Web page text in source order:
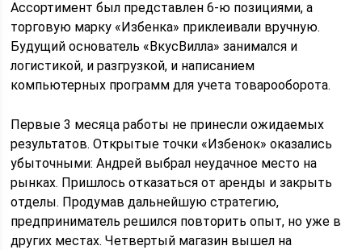
Ассортимент был представлен 6-ю позициями, а
торговую марку «Избенка» приклеивали вручную.
Будущий основатель «ВкусВилла» занимался и
логистикой, и разгрузкой, и написанием
компьютерных программ для учета товарооборота.
Первые 3 месяца работы не принесли ожидаемых
результатов. Открытые точки «Избенок» оказались
убыточными: Андрей выбрал неудачное место на
рынках. Пришлось отказаться от аренды и закрыть
отделы. Продумав дальнейшую стратегию,
предприниматель решился повторить опыт, но уже в
других местах. Четвертый магазин вышел на